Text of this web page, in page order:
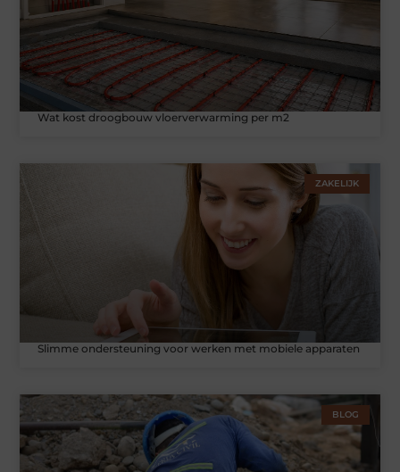
Wat kost droogbouw vloerverwarming per m2
ZAKELIJK
Slimme ondersteuning voor werken met mobiele apparaten
BLOG